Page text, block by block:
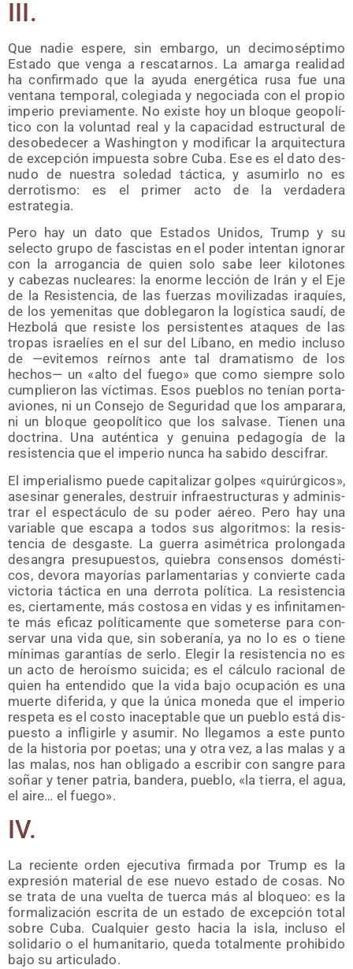
III.
Que nadie espe­re, sin embar­go, un deci­mo­sép­ti­mo
Esta­do que ven­ga a res­ca­tar­nos. La amar­ga reali­dad
ha con­fir­ma­do que la ayu­da ener­gé­ti­ca rusa fue una
ven­ta­na tem­po­ral, cole­gia­da y nego­cia­da con el pro­pio
impe­rio pre­via­men­te. No exis­te hoy un blo­que geo­po­lí­
ti­co con la volun­tad real y la capa­ci­dad estruc­tu­ral de
des­obe­de­cer a Washing­ton y modi­fi­car la arqui­tec­tu­ra
de excep­ción impues­ta sobre Cuba. Ese es el dato des­
nu­do de nues­tra sole­dad tác­ti­ca, y asu­mir­lo no es
derro­tis­mo: es el pri­mer acto de la ver­da­de­ra
estrategia.
Pero hay un dato que Esta­dos Uni­dos, Trump y su
selec­to gru­po de fas­cis­tas en el poder inten­tan igno­rar
con la arro­gan­cia de quien solo sabe leer kilo­to­nes
y cabe­zas nuclea­res: la enor­me lec­ción de Irán y el Eje
de la Resis­ten­cia, de las fuer­zas movi­li­za­das ira­quíes,
de los yeme­ni­tas que doble­ga­ron la logís­ti­ca sau­dí, de
Hez­bo­lá que resis­te los per­sis­ten­tes ata­ques de las
tro­pas israe­líes en el sur del Líbano, en medio inclu­so
de —evi­te­mos reír­nos ante tal dra­ma­tis­mo de los
hechos— un «alto del fue­go» que como siem­pre solo
cum­plie­ron las víc­ti­mas. Esos pue­blos no tenían por­ta­
avio­nes, ni un Con­se­jo de Segu­ri­dad que los ampa­ra­ra,
ni un blo­que geo­po­lí­ti­co que los sal­va­se. Tie­nen una
doc­tri­na. Una autén­ti­ca y genui­na peda­go­gía de la
resis­ten­cia que el impe­rio nun­ca ha sabi­do descifrar.
El impe­ria­lis­mo pue­de capi­ta­li­zar gol­pes «qui­rúr­gi­cos»,
ase­si­nar gene­ra­les, des­truir infra­es­truc­tu­ras y admi­nis­
trar el espec­tácu­lo de su poder aéreo. Pero hay una
varia­ble que esca­pa a todos sus algo­rit­mos: la resis­
ten­cia de des­gas­te. La gue­rra asi­mé­tri­ca pro­lon­ga­da
desan­gra pre­su­pues­tos, quie­bra con­sen­sos domés­ti­
cos, devo­ra mayo­rías par­la­men­ta­rias y con­vier­te cada
vic­to­ria tác­ti­ca en una derro­ta polí­ti­ca. La resis­ten­cia
es, cier­ta­men­te, más cos­to­sa en vidas y es infi­ni­ta­men­
te más efi­caz polí­ti­ca­men­te que some­ter­se para con­
ser­var una vida que, sin sobe­ra­nía, ya no lo es o tie­ne
míni­mas garan­tías de ser­lo. Ele­gir la resis­ten­cia no es
un acto de heroís­mo sui­ci­da; es el cálcu­lo racio­nal de
quien ha enten­di­do que la vida bajo ocu­pa­ción es una
muer­te dife­ri­da, y que la úni­ca mone­da que el impe­rio
res­pe­ta es el cos­to inacep­ta­ble que un pue­blo está dis­
pues­to a infli­gir­le y asu­mir. No lle­ga­mos a este pun­to
de la his­to­ria por poe­tas; una y otra vez, a las malas y a
las malas, nos han obli­ga­do a escri­bir con san­gre para
soñar y tener patria, ban­de­ra, pue­blo, «la tie­rra, el agua,
el aire… el fuego».
IV.
La recien­te orden eje­cu­ti­va fir­ma­da por Trump es la
expre­sión mate­rial de ese nue­vo esta­do de cosas. No
se tra­ta de una vuel­ta de tuer­ca más al blo­queo: es la
for­ma­li­za­ción escri­ta de un esta­do de excep­ción total
sobre Cuba. Cual­quier ges­to hacia la isla, inclu­so el
soli­da­rio o el huma­ni­ta­rio, que­da total­men­te prohi­bi­do
bajo su articulado.